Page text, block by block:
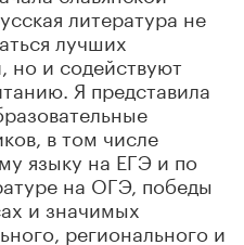
литература не
лучших
но и содействуют
Я представила
в том числе
языку на ЕГЭ и по
на ОГЭ, победы
и значимых
регионального и